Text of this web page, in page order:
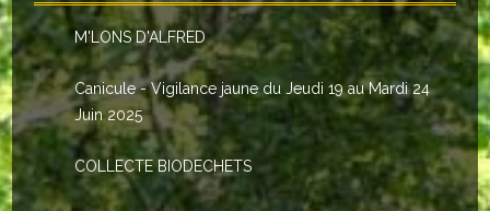
Tarifs et locations
Galeries photos
INDISPENSABLES
Nouveaux arrivants
M'LONS D'ALFRED
Canicule - Vigilance jaune du Jeudi 19 au Mardi 24
Juin 2025
COLLECTE BIODECHETS